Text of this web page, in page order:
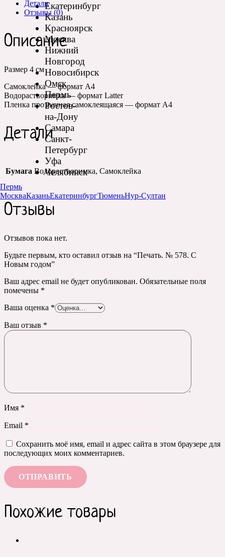
Екатеринбург
Казань
Красноярск
Москва
Нижний
Новгород
Новосибирск
Омск
Пермь
Ростов-
на-Дону
Самара
Санкт-
Петербург
Уфа
Челябинск
Пермь
МоскваКазаньЕкатеринбургТюменьНур-Султан
Детали
Отзывы (0)
Описание
Размер 4 см
Самоклейка — формат А4
Водорастворимка — формат Latter
Пленка прозрачная самоклеящаяся — формат А4
Детали
Бумага Водорастворимка, Самоклейка
Отзывы
Отзывов пока нет.
Будьте первым, кто оставил отзыв на “Печать. № 578. С
Новым годом”
Ваш адрес email не будет опубликован. Обязательные поля
помечены *
Ваша оценка *
Ваш отзыв *
Имя *
Email *
Сохранить моё имя, email и адрес сайта в этом браузере для
последующих моих комментариев.
Похожие товары